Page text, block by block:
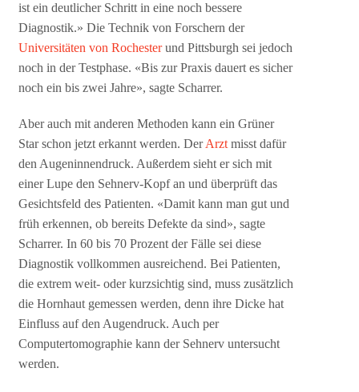
ist ein deutlicher Schritt in eine noch bessere
Diagnostik.» Die Technik von Forschern der
Universitäten von Rochesterund Pittsburgh sei jedoch
noch in der Testphase. «Bis zur Praxis dauert es sicher
noch ein bis zwei Jahre», sagte Scharrer.
Aber auch mit anderen Methoden kann ein Grüner
Star schon jetzt erkannt werden. DerArzt misst dafür
den Augeninnendruck. Außerdem sieht er sich mit
einer Lupe den Sehnerv-Kopf an und überprüft das
Gesichtsfeld des Patienten. «Damit kann man gut und
früh erkennen, ob bereits Defekte da sind», sagte
Scharrer. In 60 bis 70 Prozent der Fälle sei diese
Diagnostik vollkommen ausreichend. Bei Patienten,
die extrem weit- oder kurzsichtig sind, muss zusätzlich
die Hornhaut gemessen werden, denn ihre Dicke hat
Einfluss auf den Augendruck. Auch per
Computertomographie kann der Sehnerv untersucht
werden.